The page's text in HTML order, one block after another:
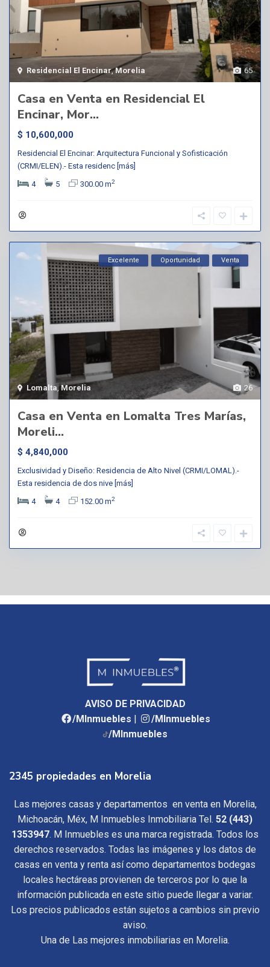
65
Residencial El Encinar,Morelia
Casa en Venta en Residencial El
Encinar, Mor...
$ 10,600,000
Residencial El Encinar: Arquitectura Funcional y Sofisticación
(CRMI/ELEN).- Esta residenc [más]
4
5 300.00 m2
26
Lomalta ,Morelia
Excelente Oportunidad Venta
Casa en Venta en Lomalta Tres Marías,
Moreli...
$ 4,840,000
Exclusividad y Diseño: Residencia de Alto Nivel (CRMI/LOMAL).-
Esta residencia de dos nive [más]
4
4 152.00 m2
AVISO DE PRIVACIDAD
/MInmuebles |
/MInmuebles
/MInmuebles
2345 propiedades en Morelia
Las mejores casas y departamentos en venta en Morelia,
Michoacán, Méx, M Inmuebles Inmobiliaria Tel. 52 (443)
1353947. M Inmuebles es una marca registrada. Todos los
derechos reservados. Todas las imágenes y los datos de
casas en venta y renta así como departamentos bodegas
locales hectáreas provienen de terceros por lo que la
información publicada en este sitio puede llegar a variar.
Los precios publicados están sujetos a cambios sin previo
aviso.
Una de Las mejores inmobiliarias en Morelia.